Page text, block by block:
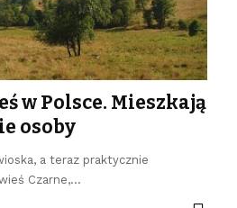
w Polsce. Mieszkają
osoby
a teraz praktycznie
Czarne,…